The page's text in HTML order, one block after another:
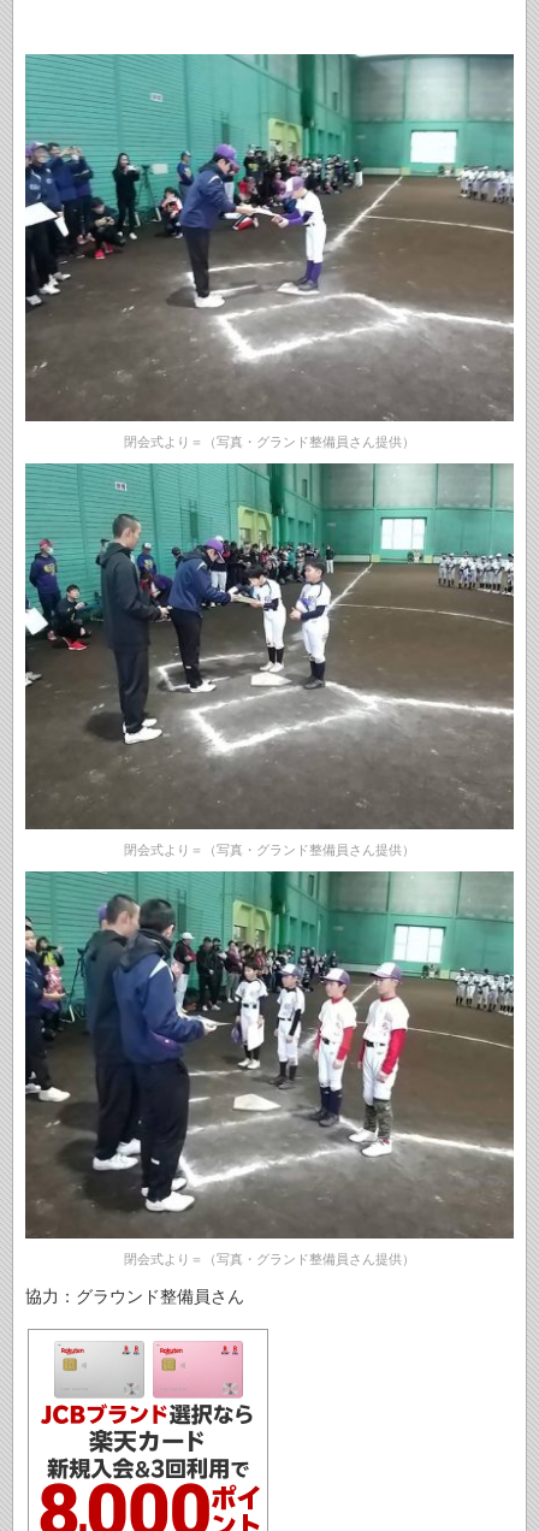
閉会式より＝（写真・グランド整備員さん提供）
閉会式より＝（写真・グランド整備員さん提供）
閉会式より＝（写真・グランド整備員さん提供）
協力：グラウンド整備員さん